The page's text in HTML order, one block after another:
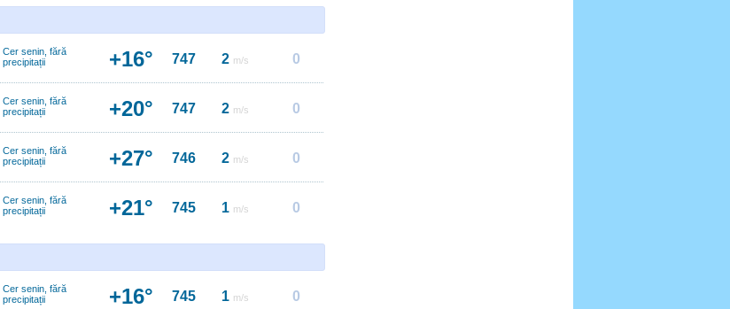
Cer senin, fără
precipitații
+16° 747 2 m/s 0
Cer senin, fără
precipitații
+20° 747 2 m/s 0
Cer senin, fără
precipitații
+27° 746 2 m/s 0
Cer senin, fără
precipitații
+21° 745 1 m/s 0
Cer senin, fără
precipitații
+16° 745 1 m/s 0